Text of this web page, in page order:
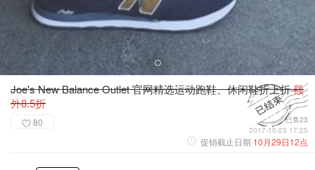
Joe's New Balance Outlet 官网精选运动跑鞋、休闲鞋折上折额
外8.5折
80
已售23
2017-10-23 17:25
促销截止日期 10月29日12点